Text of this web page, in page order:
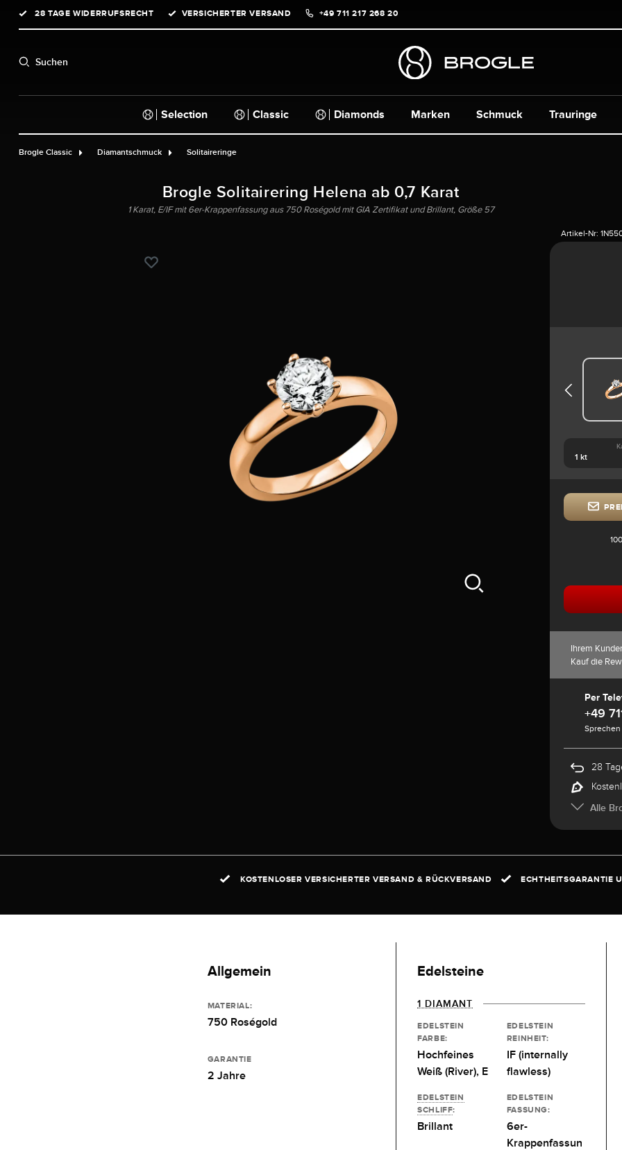
Zur Hauptnavigation springen
28 TAGE WIDERRUFSRECHT VERSICHERTER VERSAND +49 711 217 268 20
Suchen
Selection Classic Diamonds Marken Schmuck Trauringe
Brogle Classic Diamantschmuck Solitaireringe
Brogle Solitairering Helena ab 0,7 Karat
1 Karat, E/IF mit 6er-Krappenfassung aus 750 Roségold mit GIA Zertifikat und Brillant, Größe 57
Artikel-Nr:
Ihrem
Kauf die
Per
+49
28
Alle
KOSTENLOSER VERSICHERTER VERSAND & RÜCKVERSAND ECHTHEITSGARANTIE
Allgemein
MATERIAL:
750 Roségold
GARANTIE
2 Jahre
Edelsteine
1 DIAMANT
EDELSTEIN
FARBE:
Hochfeines
Weiß (River), E
EDELSTEIN
REINHEIT:
IF (internally
flawless)
EDELSTEIN
SCHLIFF:
Brillant
EDELSTEIN
FASSUNG:
6er-
Krappenfassun